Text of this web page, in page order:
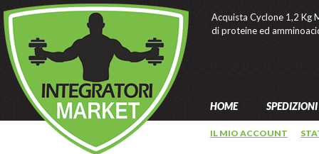
Acquista Cyclone 1,2 Kg
di proteine ed
HOME SPEDIZIONI
IL MIO ACCOUNT